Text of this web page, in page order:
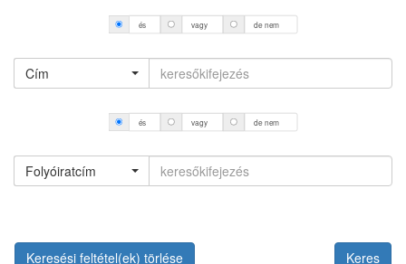
és vagy de nem
Cím
és vagy de nem
Folyóiratcím
Keresési feltétel(ek) törlése